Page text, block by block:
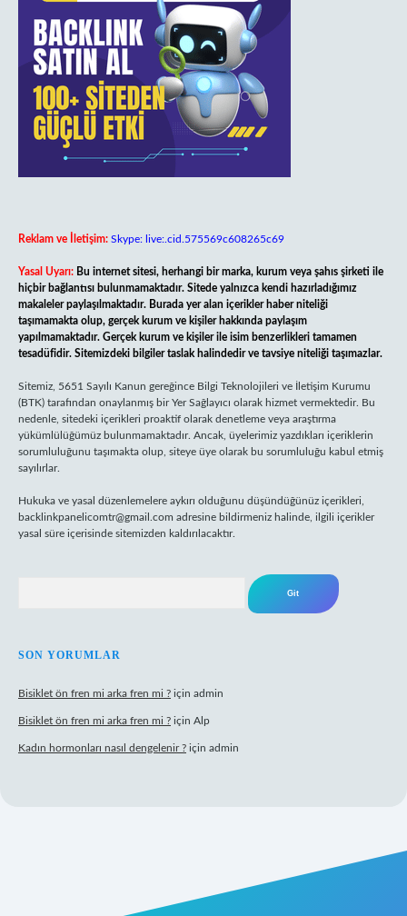
Reklam ve İletişim: Skype: live:.cid.575569c608265c69
Yasal Uyarı: Bu internet sitesi, herhangi bir marka, kurum veya şahıs şirketi ile
hiçbir bağlantısı bulunmamaktadır. Sitede yalnızca kendi hazırladığımız
makaleler paylaşılmaktadır. Burada yer alan içerikler haber niteliği
taşımamakta olup, gerçek kurum ve kişiler hakkında paylaşım
yapılmamaktadır. Gerçek kurum ve kişiler ile isim benzerlikleri tamamen
tesadüfidir. Sitemizdeki bilgiler taslak halindedir ve tavsiye niteliği taşımazlar.
Sitemiz, 5651 Sayılı Kanun gereğince Bilgi Teknolojileri ve İletişim Kurumu
(BTK) tarafından onaylanmış bir Yer Sağlayıcı olarak hizmet vermektedir. Bu
nedenle, sitedeki içerikleri proaktif olarak denetleme veya araştırma
yükümlülüğümüz bulunmamaktadır. Ancak, üyelerimiz yazdıkları içeriklerin
sorumluluğunu taşımakta olup, siteye üye olarak bu sorumluluğu kabul etmiş
sayılırlar.
Hukuka ve yasal düzenlemelere aykırı olduğunu düşündüğünüz içerikleri,
backlinkpanelicomtr@gmail.com adresine bildirmeniz halinde, ilgili içerikler
yasal süre içerisinde sitemizden kaldırılacaktır.
SON YORUMLAR
Bisiklet ön fren mi arka fren mi ? için admin
Bisiklet ön fren mi arka fren mi ? için Alp
Kadın hormonları nasıl dengelenir ? için admin